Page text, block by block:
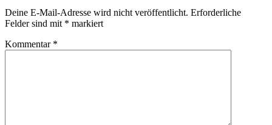
Deine E-Mail-Adresse wird nicht veröffentlicht. Erforderliche
Felder sind mit * markiert
Kommentar *